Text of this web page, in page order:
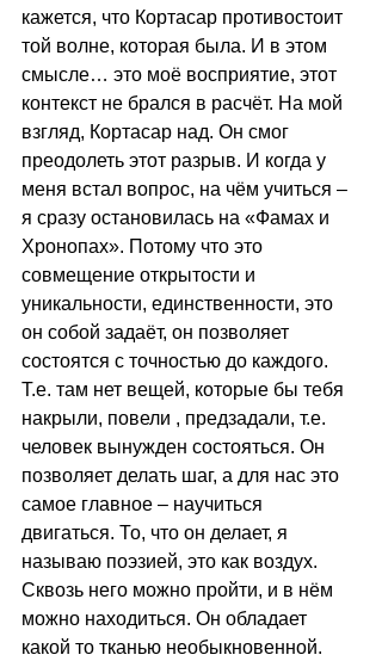
кажется, что Кортасар противостоит
той волне, которая была. И в этом
смысле… это моё восприятие, этот
контекст не брался в расчёт. На мой
взгляд, Кортасар над. Он смог
преодолеть этот разрыв. И когда у
меня встал вопрос, на чём учиться –
я сразу остановилась на «Фамах и
Хронопах». Потому что это
совмещение открытости и
уникальности, единственности, это
он собой задаёт, он позволяет
состоятся с точностью до каждого.
Т.е. там нет вещей, которые бы тебя
накрыли, повели , предзадали, т.е.
человек вынужден состояться. Он
позволяет делать шаг, а для нас это
самое главное – научиться
двигаться. То, что он делает, я
называю поэзией, это как воздух.
Сквозь него можно пройти, и в нём
можно находиться. Он обладает
какой то тканью необыкновенной.